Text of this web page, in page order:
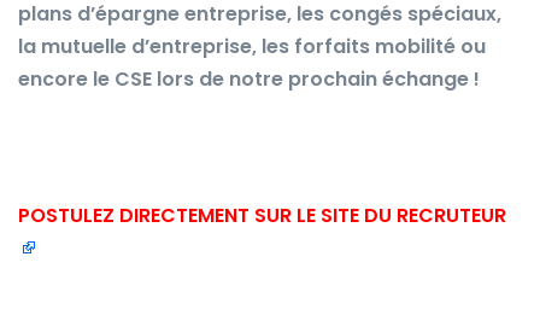
plans d’épargne entreprise, les congés spéciaux,
la mutuelle d’entreprise, les forfaits mobilité ou
encore le CSE lors de notre prochain échange !
POSTULEZ DIRECTEMENT SUR LE SITE DU RECRUTEUR